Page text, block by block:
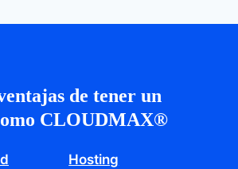
de tener un
CLOUDMAX®
Hosting